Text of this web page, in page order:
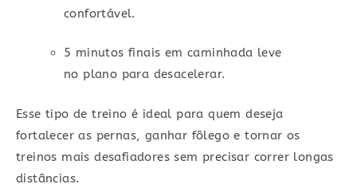
confortável.
5 minutos finais em caminhada leve
no plano para desacelerar.
Esse tipo de treino é ideal para quem deseja
fortalecer as pernas, ganhar fôlego e tornar os
treinos mais desafiadores sem precisar correr longas
distâncias.